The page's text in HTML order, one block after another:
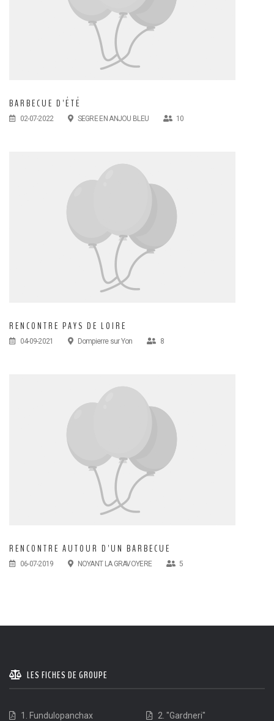
BARBECUE D'ÉTÉ
02-07-2022 SEGRE EN ANJOU BLEU 10
RENCONTRE PAYS DE LOIRE
04-09-2021 Dompierre sur Yon 8
RENCONTRE AUTOUR D'UN BARBECUE
06-07-2019 NOYANT LA GRAVOYERE 5
LES FICHES DE GROUPE
1. Fundulopanchax
2. "Gardneri"